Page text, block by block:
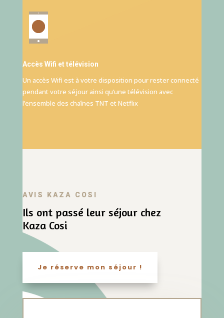
Accès Wifi et télévision
Un accès Wifi est à votre disposition pour rester connecté
pendant votre séjour ainsi qu’une télévision avec
l’ensemble des chaînes TNT et Netflix
AVIS KAZA COSI
Ils ont passé leur séjour chez
Kaza Cosi
Je réserve mon séjour !